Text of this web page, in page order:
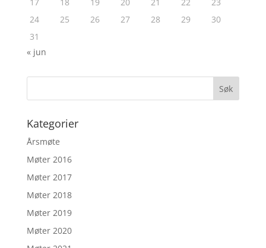
24
25 26 27 28 29
30
31
« jun
Kategorier
Årsmøte
Møter 2016
Møter 2017
Møter 2018
Møter 2019
Møter 2020